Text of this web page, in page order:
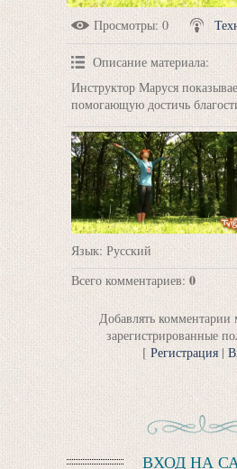
Просмотры: 0
Описание материала:
Инструктор Маруся
помогающую достичь
Язык: Русский
Всего комментариев:0
Добавлять комментарии
зарегистрированные
[ Регистрация|
ВХОД НА